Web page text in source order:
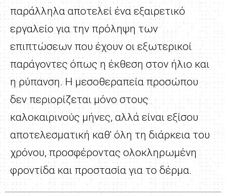
παράλληλα αποτελεί ένα εξαιρετικό
εργαλείο για την πρόληψη των
επιπτώσεων που έχουν οι εξωτερικοί
παράγοντες όπως η έκθεση στον ήλιο και
η ρύπανση. Η μεσοθεραπεία προσώπου
δεν περιορίζεται μόνο στους
καλοκαιρινούς μήνες, αλλά είναι εξίσου
αποτελεσματική καθ' όλη τη διάρκεια του
χρόνου, προσφέροντας ολοκληρωμένη
φροντίδα και προστασία για το δέρμα.